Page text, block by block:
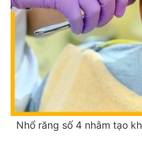
Nhổ răng số 4 nhằm tạo